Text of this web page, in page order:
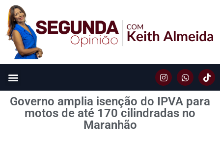
Governo amplia isenção do IPVA para
motos de até 170 cilindradas no
Maranhão